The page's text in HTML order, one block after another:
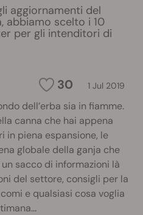
aggiornamenti del
abbiamo scelto i 10
per gli intenditori di
30 1 Jul 2019
dell’erba sia in fiamme.
canna che hai appena
in piena espansione, le
globale della ganja che
sacco di informazioni là
del settore, consigli per la
e qualsiasi cosa voglia